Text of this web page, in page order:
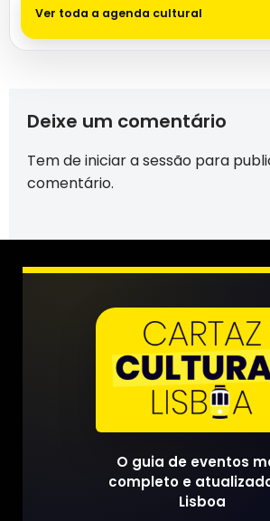
Ver toda a agenda cultural
Deixe um comentário
Tem deiniciar a sessão para
comentário.
O guia de eventos
completo e
Lisboa